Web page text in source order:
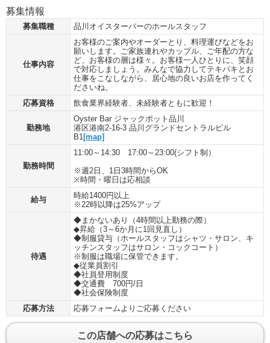
募集情報
募集職種 品川オイスターバーのホールスタッフ
仕事内容
お客様のご案内やオーダーとり、料理運びなどをお
願いします。ご家族連れやカップル、ご年配の方な
ど、お客様の層は様々。お客様一人ひとりに、笑顔
で対応しましょう。みんなで協力してテキパキとお
仕事をこなしながら、居心地の良いお店を作ってく
ださいね。
応募資格
飲食業界経験者、未経験者ともに歓迎！
勤務地
Oyster Bar ジャックポット品川
港区港南2-16-3 品川グランドセントラルビル
B1[map]
勤務時間
11:00～14:30 17:00～23:00(シフト制）
※週2日、1日3時間からOK
※時間・曜日は応相談
給与
時給1400円以上
※22時以降は25%アップ
待遇
◆まかないあり（4時間以上勤務の際）
◆昇給（3～6か月に1回見直し）
◆制服貸与（ホールスタッフはシャツ・サロン、キ
ッチンスタッフはサロン・コックコート）
※制服は職場に保管できます。
◆従業員割引
◆社員登用制度
◆交通費 700円/日
◆社会保険制度
応募方法
応募フォームよりご応募ください
この店舗への応募はこちら